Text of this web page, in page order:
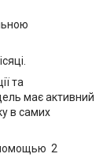
та
має активний
в самих
помощью 2